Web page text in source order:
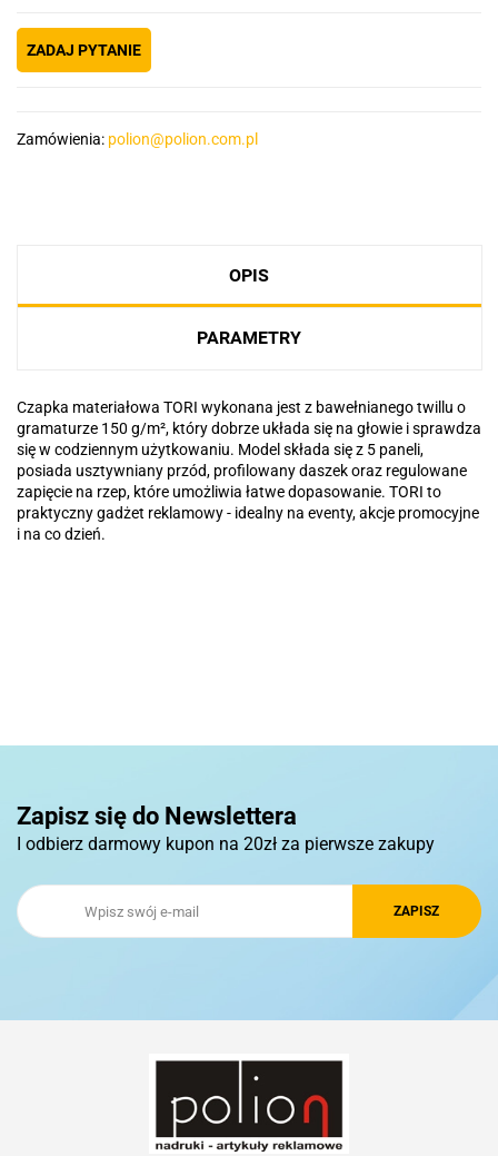
ZADAJ PYTANIE
Zamówienia: polion@polion.com.pl
OPIS
PARAMETRY
Czapka materiałowa TORI wykonana jest z bawełnianego twillu o
gramaturze 150 g/m², który dobrze układa się na głowie i sprawdza
się w codziennym użytkowaniu. Model składa się z 5 paneli,
posiada usztywniany przód, profilowany daszek oraz regulowane
zapięcie na rzep, które umożliwia łatwe dopasowanie. TORI to
praktyczny gadżet reklamowy - idealny na eventy, akcje promocyjne
i na co dzień.
Royal Design
Zapisz się do Newslettera
I odbierz darmowy kupon na 20zł za pierwsze zakupy